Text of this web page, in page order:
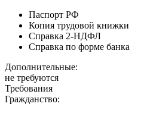
Паспорт РФ
Копия трудовой книжки
Справка 2-НДФЛ
Справка по форме банка
Дополнительные:
не требуются
Требования
Гражданство: